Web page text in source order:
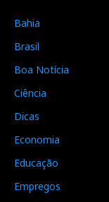
Bahia
Brasil
Boa Notícia
Ciência
Dicas
Economia
Educação
Empregos